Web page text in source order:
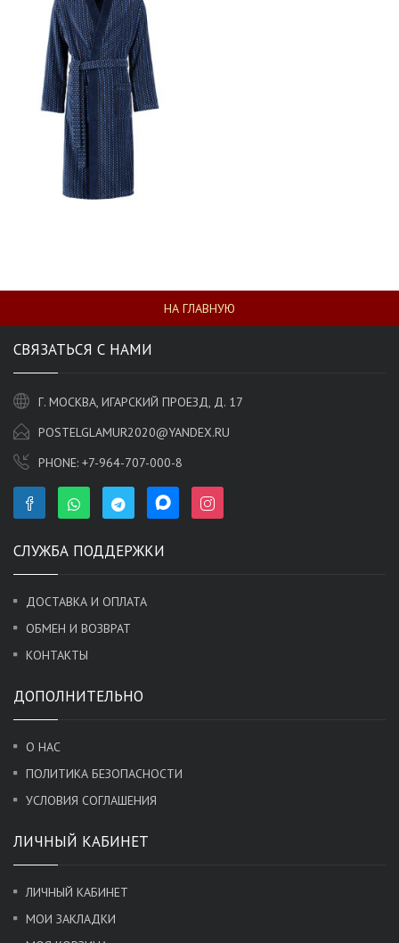
НА ГЛАВНУЮ
СВЯЗАТЬСЯ С НАМИ
Г. МОСКВА, ИГАРСКИЙ ПРОЕЗД, Д. 17
POSTELGLAMUR2020@YANDEX.RU
PHONE: +7-964-707-000-8
СЛУЖБА ПОДДЕРЖКИ
ДОСТАВКА И ОПЛАТА
ОБМЕН И ВОЗВРАТ
КОНТАКТЫ
ДОПОЛНИТЕЛЬНО
О НАС
ПОЛИТИКА БЕЗОПАСНОСТИ
УСЛОВИЯ СОГЛАШЕНИЯ
ЛИЧНЫЙ КАБИНЕТ
ЛИЧНЫЙ КАБИНЕТ
МОИ ЗАКЛАДКИ